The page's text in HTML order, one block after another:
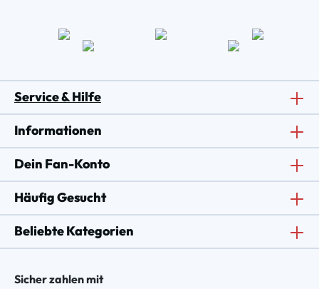
Service & Hilfe
Informationen
Dein Fan-Konto
Häufig Gesucht
Beliebte Kategorien
Sicher zahlen mit